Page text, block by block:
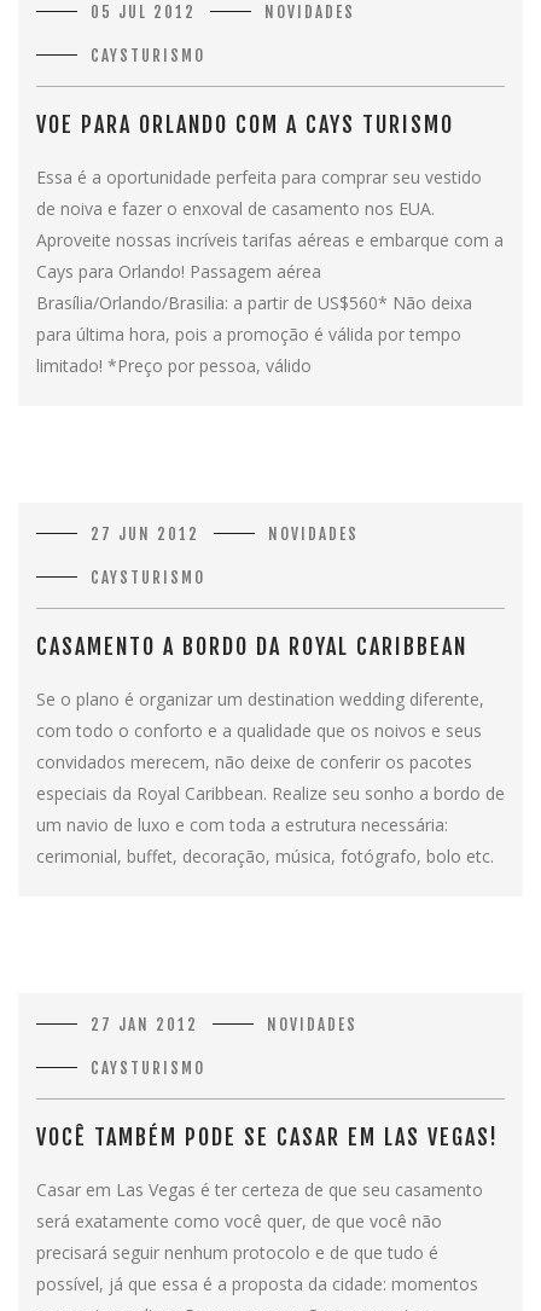
05 JUL 2012 NOVIDADES
CAYSTURISMO
VOE PARA ORLANDO COM A CAYS TURISMO
Essa é a oportunidade perfeita para comprar seu vestido
de noiva e fazer o enxoval de casamento nos EUA.
Aproveite nossas incríveis tarifas aéreas e embarque com a
Cays para Orlando! Passagem aérea
Brasília/Orlando/Brasilia: a partir de US$560* Não deixa
para última hora, pois a promoção é válida por tempo
limitado! *Preço por pessoa, válido
27 JUN 2012 NOVIDADES
CAYSTURISMO
CASAMENTO A BORDO DA ROYAL CARIBBEAN
Se o plano é organizar um destination wedding diferente,
com todo o conforto e a qualidade que os noivos e seus
convidados merecem, não deixe de conferir os pacotes
especiais da Royal Caribbean. Realize seu sonho a bordo de
um navio de luxo e com toda a estrutura necessária:
cerimonial, buffet, decoração, música, fotógrafo, bolo etc.
27 JAN 2012 NOVIDADES
CAYSTURISMO
VOCÊ TAMBÉM PODE SE CASAR EM LAS VEGAS!
Casar em Las Vegas é ter certeza de que seu casamento
será exatamente como você quer, de que você não
precisará seguir nenhum protocolo e de que tudo é
possível, já que essa é a proposta da cidade: momentos